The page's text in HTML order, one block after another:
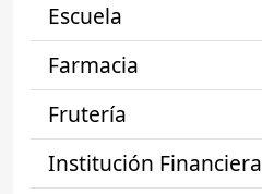
Escuela
Farmacia
Frutería
Institución Financiera